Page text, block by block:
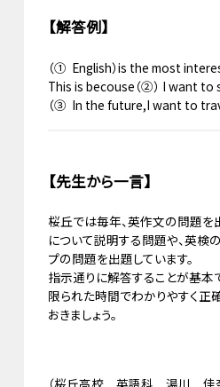
【解答例】
（① English）is the most
This is becouse（②） I want
（③ In the future,I want to
【先生から一言】
桜丘では毎年、英作文の問題を
について説明する問題や、英検
プの問題を出題しています。
指示通りに解答することが基本
限られた時間でわかりやすく正
おきましょう。